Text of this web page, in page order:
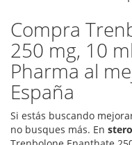
Compra
250 mg, 10
Pharma al
España
Si estás buscando
no busques más. En